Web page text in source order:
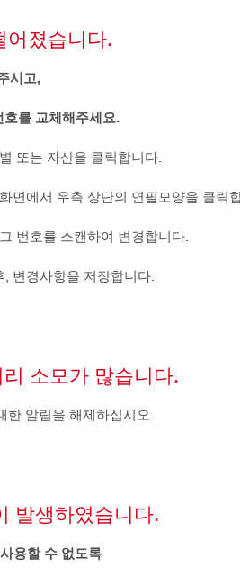
어졌습니다.
시고,
를 교체해주세요.
또는 자산을 클릭합니다.
면에서 우측 상단의 연필모양을 클릭
번호를 스캔하여 변경합니다.
변경사항을 저장합니다.
소모가 많습니다.
한 알림을 해제하십시오.
발생하였습니다.
용할 수 없도록